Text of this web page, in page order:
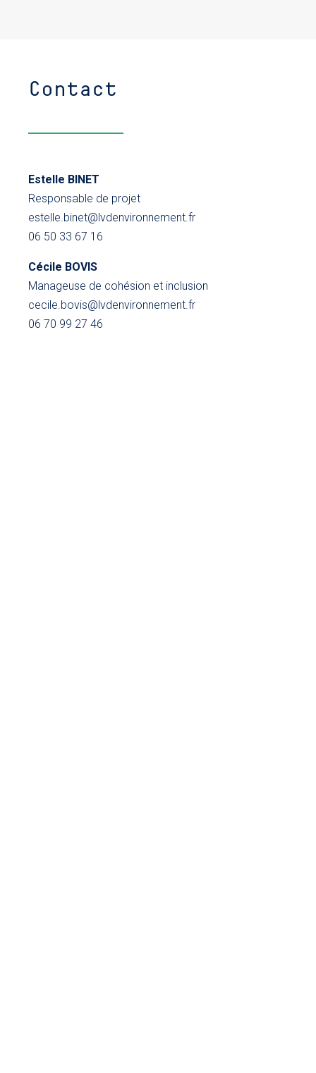
Contact
Estelle BINET
Responsable de projet
estelle.binet@lvdenvironnement.fr
06 50 33 67 16
Cécile BOVIS
Manageuse de cohésion et inclusion
cecile.bovis@lvdenvironnement.fr
06 70 99 27 46